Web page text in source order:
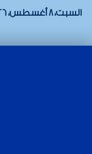
السبت، 8 أغسطس، 2026 - 12:34:04 م